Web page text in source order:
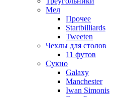
Мел
Прочее
Startbilliards
Tweeten
Чехлы для столов
11 футов
Сукно
Galaxy
Manchester
Iwan Simonis